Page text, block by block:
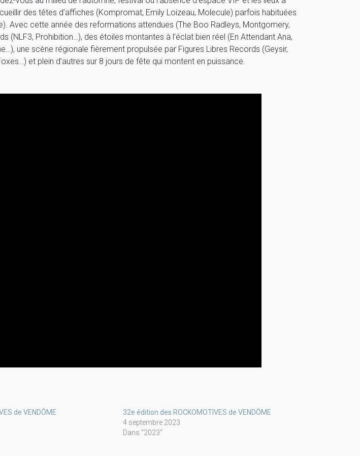
des têtes d’affiches (Kompromat, Emily Loizeau, Molecule) parfois habituées
Avec cette année des reformations attendues (The Boo Radleys, Montgomery,
(NLF3, Prohibition…), des étoiles montantes à l’éclat bien réel (En Attendant Ana,
une scène régionale fièrement propulsée par Figures Libres Records (Geysir,
et plein d’autres sur 8 jours de fête qui montent en puissance.
de VENDÔME
32e édition des ROCKOMOTIVES de VENDÔME
4 septembre 2023
Dans "2023"